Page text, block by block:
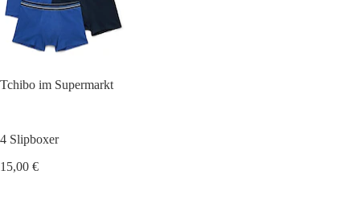
Tchibo im Supermarkt
4 Slipboxer
15,00 €